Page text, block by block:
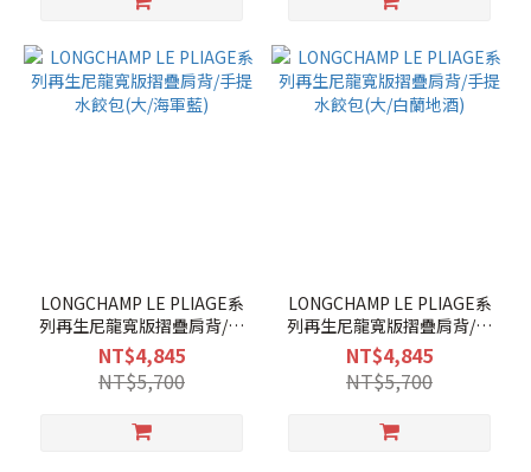
LONGCHAMP LE PLIAGE系
列再生尼龍寬版摺疊肩背/手
提水餃包(大/海軍藍)
NT$4,845
NT$5,700
LONGCHAMP LE PLIAGE系
列再生尼龍寬版摺疊肩背/手
提水餃包(大/白蘭地酒)
NT$4,845
NT$5,700